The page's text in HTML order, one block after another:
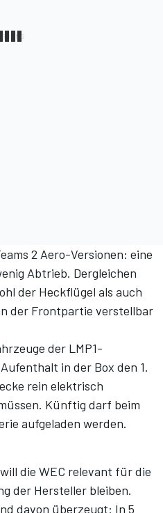
2 Aero-Versionen: eine
Abtrieb. Dergleichen
der Heckflügel als auch
der Frontpartie verstellbar
der LMP1-
in der Box den 1.
rein elektrisch
Künftig darf beim
aufgeladen werden.
die WEC relevant für die
der Hersteller bleiben.
davon überzeugt: In 5